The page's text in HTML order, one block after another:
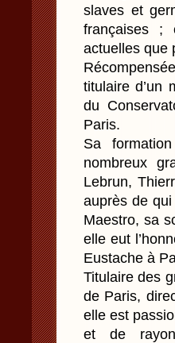
slaves et
françaises ;
actuelles que
titulaire d’un
du
Paris.
Sa
nombreux
Lebrun,
auprès de
Maestro, sa
elle eut
Eustache à
Titulaire des
de Paris,
elle est
et de